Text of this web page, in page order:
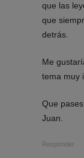
que las
que
detrás.
Me
tema muy
Que
Juan.
Responder